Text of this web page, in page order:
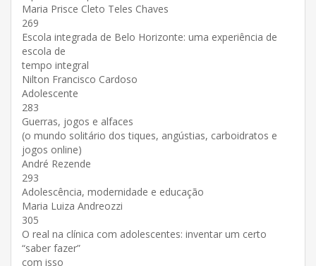
Maria Prisce Cleto Teles Chaves
269
Escola integrada de Belo Horizonte: uma experiência de
escola de
tempo integral
Nilton Francisco Cardoso
Adolescente
283
Guerras, jogos e alfaces
(o mundo solitário dos tiques, angústias, carboidratos e
jogos online)
André Rezende
293
Adolescência, modernidade e educação
Maria Luiza Andreozzi
305
O real na clínica com adolescentes: inventar um certo
“saber fazer”
com isso